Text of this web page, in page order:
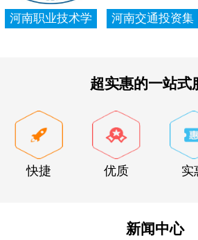
河南职业技术学
河南交通投资集
超实惠的一站式
快捷 优质 实
新闻中心